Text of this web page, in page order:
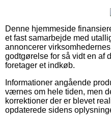
Denne hjemmeside
et fast samarbejde med
annoncerer
godtgørelse for så vidt en af
foretager et indkøb.
Informationer angående
værnes om hele tiden, men
korrektioner der er blevet
opdaterede sidens